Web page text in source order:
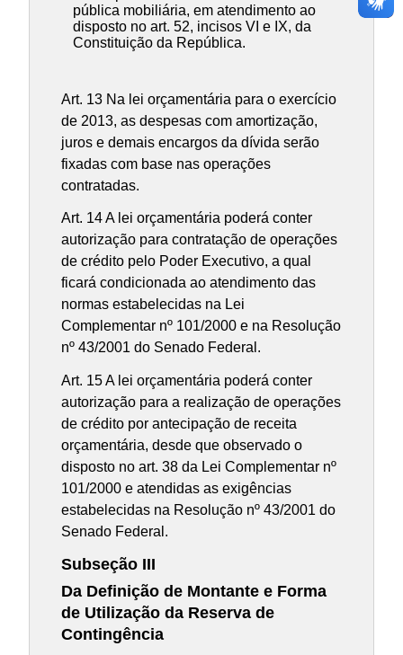
pública mobiliária, em atendimento ao
disposto no art. 52, incisos VI e IX, da
Constituição da República.
Art. 13 Na lei orçamentária para o exercício
de 2013, as despesas com amortização,
juros e demais encargos da dívida serão
fixadas com base nas operações
contratadas.
Art. 14 A lei orçamentária poderá conter
autorização para contratação de operações
de crédito pelo Poder Executivo, a qual
ficará condicionada ao atendimento das
normas estabelecidas na Lei
Complementar nº 101/2000 e na Resolução
nº 43/2001 do Senado Federal.
Art. 15 A lei orçamentária poderá conter
autorização para a realização de operações
de crédito por antecipação de receita
orçamentária, desde que observado o
disposto no art. 38 da Lei Complementar nº
101/2000 e atendidas as exigências
estabelecidas na Resolução nº 43/2001 do
Senado Federal.
Subseção III
Da Definição de Montante e Forma
de Utilização da Reserva de
Contingência